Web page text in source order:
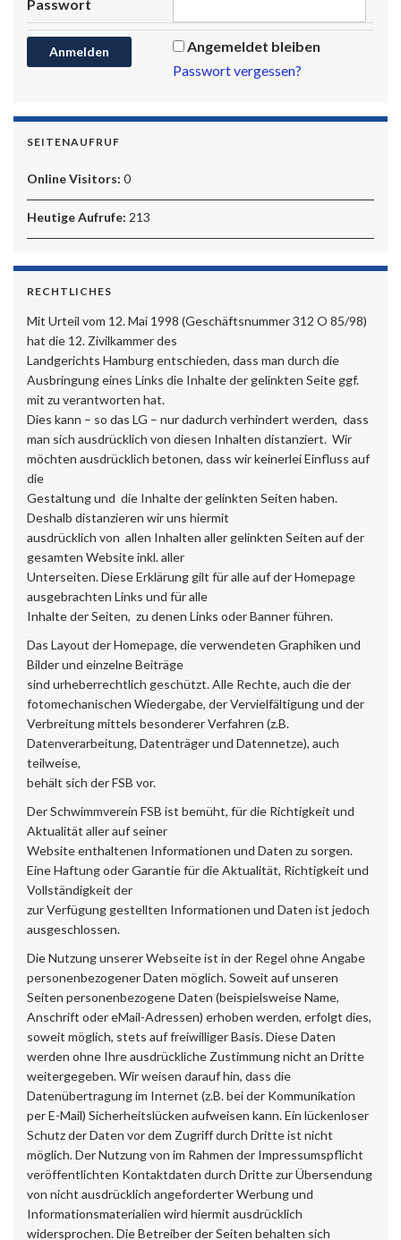
Passwort
Angemeldet bleiben
Passwort vergessen?
SEITENAUFRUF
Online Visitors: 0
Heutige Aufrufe: 213
RECHTLICHES
Mit Urteil vom 12. Mai 1998 (Geschäftsnummer 312 O 85/98)
hat die 12. Zivilkammer des
Landgerichts Hamburg entschieden, dass man durch die
Ausbringung eines Links die Inhalte der gelinkten Seite ggf.
mit zu verantworten hat.
Dies kann – so das LG – nur dadurch verhindert werden, dass
man sich ausdrücklich von diesen Inhalten distanziert. Wir
möchten ausdrücklich betonen, dass wir keinerlei Einfluss auf
die
Gestaltung und die Inhalte der gelinkten Seiten haben.
Deshalb distanzieren wir uns hiermit
ausdrücklich von allen Inhalten aller gelinkten Seiten auf der
gesamten Website inkl. aller
Unterseiten. Diese Erklärung gilt für alle auf der Homepage
ausgebrachten Links und für alle
Inhalte der Seiten, zu denen Links oder Banner führen.
Das Layout der Homepage, die verwendeten Graphiken und
Bilder und einzelne Beiträge
sind urheberrechtlich geschützt. Alle Rechte, auch die der
fotomechanischen Wiedergabe, der Vervielfältigung und der
Verbreitung mittels besonderer Verfahren (z.B.
Datenverarbeitung, Datenträger und Datennetze), auch
teilweise,
behält sich der FSB vor.
Der Schwimmverein FSB ist bemüht, für die Richtigkeit und
Aktualität aller auf seiner
Website enthaltenen Informationen und Daten zu sorgen.
Eine Haftung oder Garantie für die Aktualität, Richtigkeit und
Vollständigkeit der
zur Verfügung gestellten Informationen und Daten ist jedoch
ausgeschlossen.
Die Nutzung unserer Webseite ist in der Regel ohne Angabe
personenbezogener Daten möglich. Soweit auf unseren
Seiten personenbezogene Daten (beispielsweise Name,
Anschrift oder eMail-Adressen) erhoben werden, erfolgt dies,
soweit möglich, stets auf freiwilliger Basis. Diese Daten
werden ohne Ihre ausdrückliche Zustimmung nicht an Dritte
weitergegeben. Wir weisen darauf hin, dass die
Datenübertragung im Internet (z.B. bei der Kommunikation
per E-Mail) Sicherheitslücken aufweisen kann. Ein lückenloser
Schutz der Daten vor dem Zugriff durch Dritte ist nicht
möglich. Der Nutzung von im Rahmen der Impressumspflicht
veröffentlichten Kontaktdaten durch Dritte zur Übersendung
von nicht ausdrücklich angeforderter Werbung und
Informationsmaterialien wird hiermit ausdrücklich
widersprochen. Die Betreiber der Seiten behalten sich